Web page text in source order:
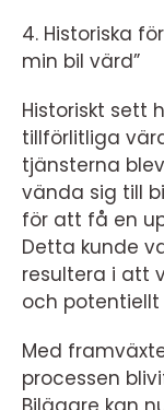
4. Historiska
min bil värd”
Historiskt sett
tillförlitliga
tjänsterna
vända sig till
för att få en
Detta kunde
resultera i att
och potentiellt
Med
processen